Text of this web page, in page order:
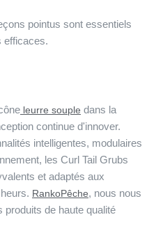
pointus sont essentiels
efficaces.
leurre souple dans la
continue d'innover.
intelligentes, modulaires
les Curl Tail Grubs
et adaptés aux
RankoPêche, nous nous
produits de haute qualité